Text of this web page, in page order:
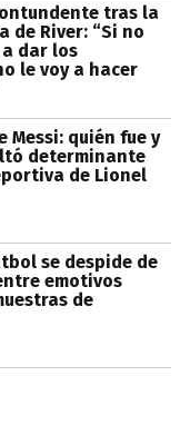
tras la
de River: “Si no
dar los
le voy a hacer
Messi: quién fue y
determinante
de Lionel
se despide de
emotivos
de